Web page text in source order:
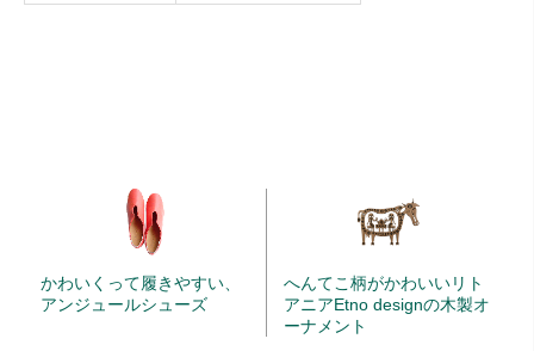
かわいくって履きやすい、
アンジュールシューズ
へんてこ柄がかわいいリト
アニアEtno designの木製オ
ーナメント